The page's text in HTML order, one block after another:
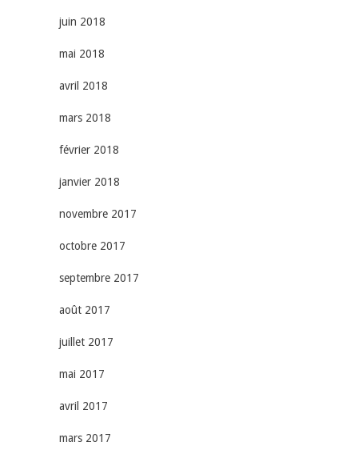
juin 2018
mai 2018
avril 2018
mars 2018
février 2018
janvier 2018
novembre 2017
octobre 2017
septembre 2017
août 2017
juillet 2017
mai 2017
avril 2017
mars 2017